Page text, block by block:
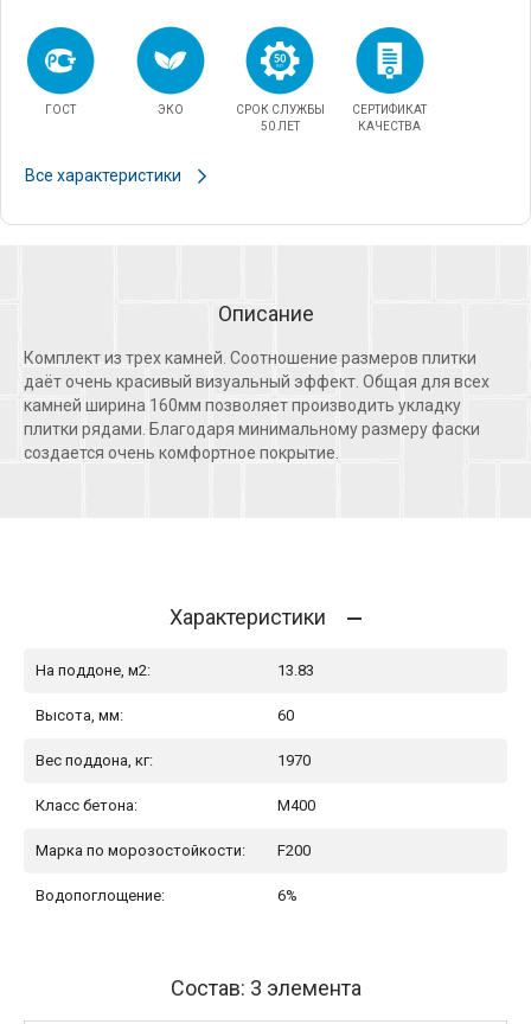
ГОСТ ЭКО
СРОК СЛУЖБЫ
50 ЛЕТ
СЕРТИФИКАТ
КАЧЕСТВА
Все характеристики
Описание
Комплект из трех камней. Соотношение размеров плитки
даёт очень красивый визуальный эффект. Общая для всех
камней ширина 160мм позволяет производить укладку
плитки рядами. Благодаря минимальному размеру фаски
создается очень комфортное покрытие.
Характеристики
На поддоне, м2: 13.83
Высота, мм: 60
Вес поддона, кг: 1970
Класс бетона: М400
Марка по морозостойкости: F200
Водопоглощение: 6%
Состав: 3 элемента